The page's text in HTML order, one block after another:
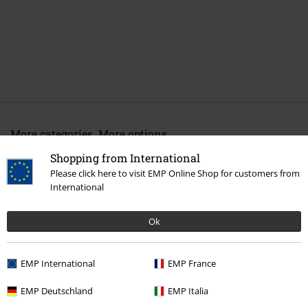
Shopping from International
Please click here to visit EMP Online Shop for customers from
International
Ok
EMP International EMP France
EMP Deutschland EMP Italia
More categories. More options.
Výprodej % Média
Merch kapel Média MC
Merch kapel Top Bands Dismember